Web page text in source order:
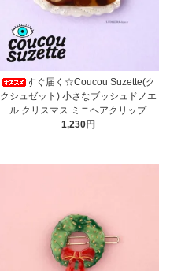
すぐ届く☆Coucou Suzette(ク
クシュゼット) 小さなブッシュドノエ
ル クリスマス ミニヘアクリップ
1,230円